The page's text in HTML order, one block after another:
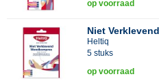
op voorraad
Niet
Heltiq
5 stuks
op voorraad